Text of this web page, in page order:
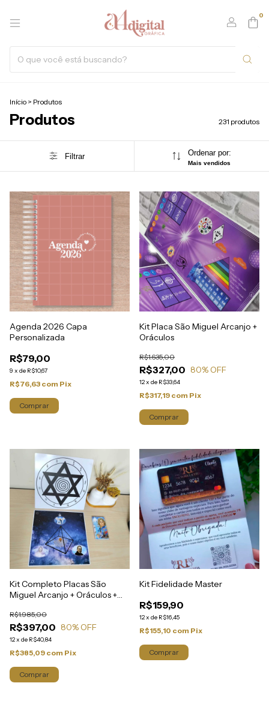
0
Início > Produtos
Produtos 231 produtos
Filtrar Ordenar por:
Mais vendidos
Agenda 2026 Capa
Personalizada
R$79,00
9 x de R$10,67
R$76,63 com Pix
Kit Placa São Miguel Arcanjo +
Oráculos
R$327,00
R$1.635,00
80% OFF
12x de R$33,64
R$317,19 com Pix
Kit Completo Placas São
Miguel Arcanjo + Oráculos +
R$397,00
R$1.985,00
80% OFF
12x de R$40,84
R$385,09 com Pix
Kit Fidelidade Master
R$159,90
12x de R$16,45
R$155,10 com Pix
Comprar